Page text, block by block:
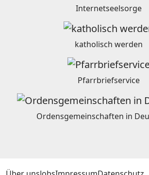
Internetseelsorge
katholisch werden
Pfarrbriefservice
Ordensgemeinschaften in